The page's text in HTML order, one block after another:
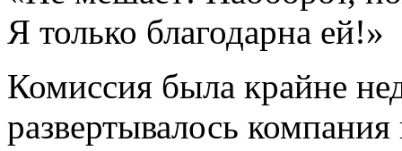
Я только благодарна ей!»
Комиссия была крайне
развертывалось